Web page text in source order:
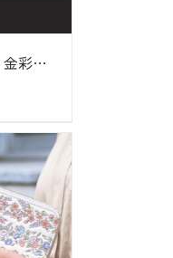
ラウンド長財布 金彩菊花